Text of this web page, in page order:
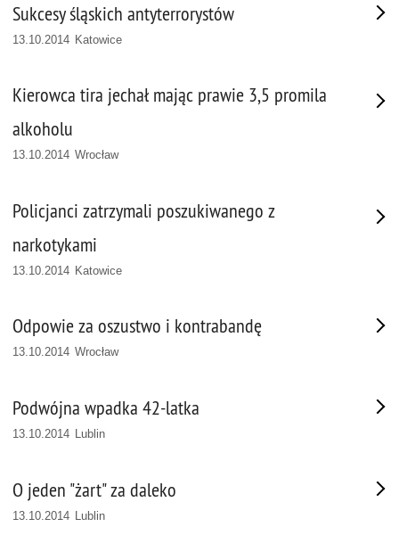
Sukcesy śląskich antyterrorystów
13.10.2014 Katowice
Kierowca tira jechał mając prawie 3,5 promila
alkoholu
13.10.2014 Wrocław
Policjanci zatrzymali poszukiwanego z
narkotykami
13.10.2014 Katowice
Odpowie za oszustwo i kontrabandę
13.10.2014 Wrocław
Podwójna wpadka 42-latka
13.10.2014 Lublin
O jeden "żart" za daleko
13.10.2014 Lublin